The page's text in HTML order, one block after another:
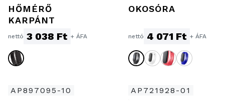
HŐMÉRŐ
KARPÁNT
nettó 3 038 Ft + ÁFA
OKOSÓRA
nettó 4 071 Ft + ÁFA
AP897095-10 AP721928-01